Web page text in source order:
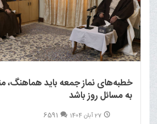
خطبه‌های نماز جمعه باید هماهنگ،
به مسائل روز باشد
27 آبان 1404 6591